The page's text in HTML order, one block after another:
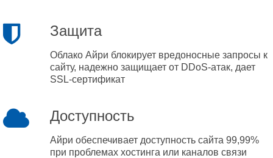
Защита
Облако Айри блокирует вредоносные запросы к
сайту, надежно защищает от DDoS-атак, дает
SSL-сертификат
Доступность
Айри обеспечивает доступность сайта 99,99%
при проблемах хостинга или каналов связи